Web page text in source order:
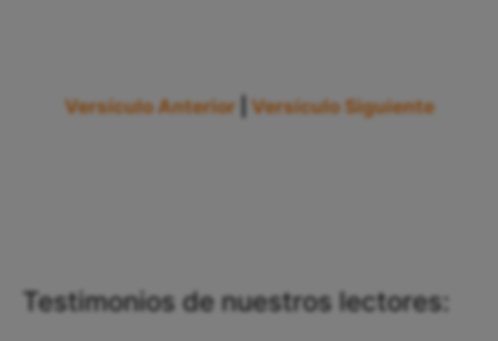
Versículo Anterior Versículo Siguiente
Testimonios de nuestros lectores: